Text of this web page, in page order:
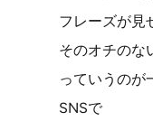
フレーズが見
そのオチのな
っていうのが
SNSで